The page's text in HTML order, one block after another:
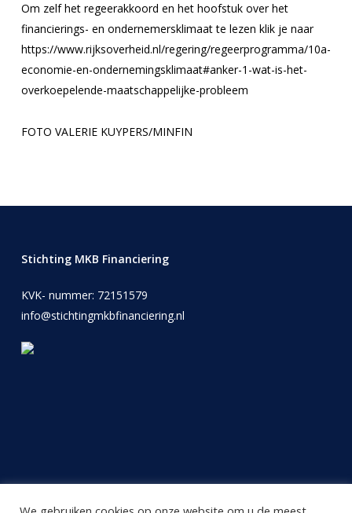
Om zelf het regeerakkoord en het hoofstuk over het
financierings- en ondernemersklimaat te lezen klik je naar
https://www.rijksoverheid.nl/regering/regeerprogramma/10a-
economie-en-ondernemingsklimaat#anker-1-wat-is-het-
overkoepelende-maatschappelijke-probleem
FOTO VALERIE KUYPERS/MINFIN
Stichting MKB Financiering
KVK- nummer: 72151579
info@stichtingmkbfinanciering.nl